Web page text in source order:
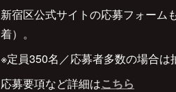
新宿区公式サイトの応募フォーム
着）。
※定員350名／応募者多数の場合
応募要項など詳細はこちら